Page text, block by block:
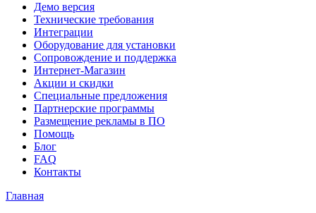
Демо версия
Технические требования
Интеграции
Оборудование для установки
Сопровождение и поддержка
Интернет-Магазин
Акции и скидки
Специальные предложения
Партнерские программы
Размещение рекламы в ПО
Помощь
Блог
FAQ
Контакты
Главная